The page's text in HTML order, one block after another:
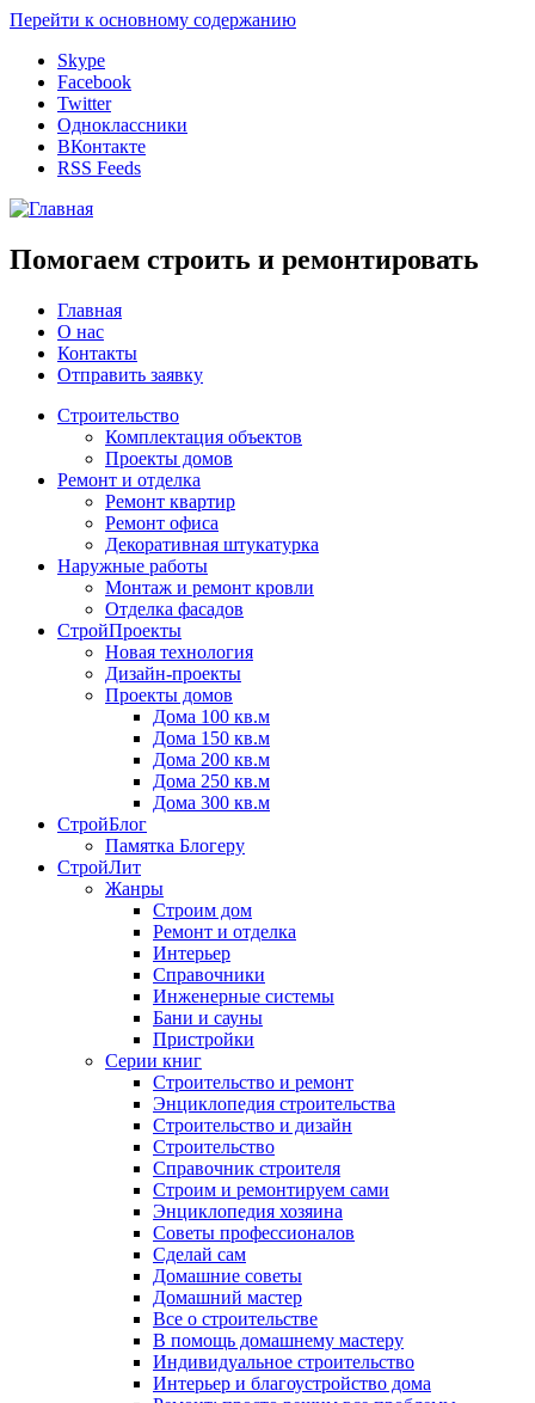
Перейти к основному содержанию
Skype
Facebook
Twitter
Одноклассники
ВКонтакте
RSS Feeds
Помогаем строить и ремонтировать
Главная
О нас
Контакты
Отправить заявку
Строительство
Комплектация объектов
Проекты домов
Ремонт и отделка
Ремонт квартир
Ремонт офиса
Декоративная штукатурка
Наружные работы
Монтаж и ремонт кровли
Отделка фасадов
СтройПроекты
Новая технология
Дизайн-проекты
Проекты домов
Дома 100 кв.м
Дома 150 кв.м
Дома 200 кв.м
Дома 250 кв.м
Дома 300 кв.м
СтройБлог
Памятка Блогеру
СтройЛит
Жанры
Строим дом
Ремонт и отделка
Интерьер
Справочники
Инженерные системы
Бани и сауны
Пристройки
Серии книг
Строительство и ремонт
Энциклопедия строительства
Строительство и дизайн
Строительство
Справочник строителя
Строим и ремонтируем сами
Энциклопедия хозяина
Советы профессионалов
Сделай сам
Домашние советы
Домашний мастер
Все о строительстве
В помощь домашнему мастеру
Индивидуальное строительство
Интерьер и благоустройство дома